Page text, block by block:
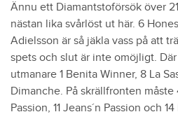
Ännu ett Diamantstoförsök över
nästan lika svårlöst ut här. 6
Adielsson är så jäkla vass på att
spets och slut är inte omöjligt.
utmanare 1 Benita Winner, 8 La
Dimanche. På skrällfronten måste
Passion, 11 Jeans´n Passion och